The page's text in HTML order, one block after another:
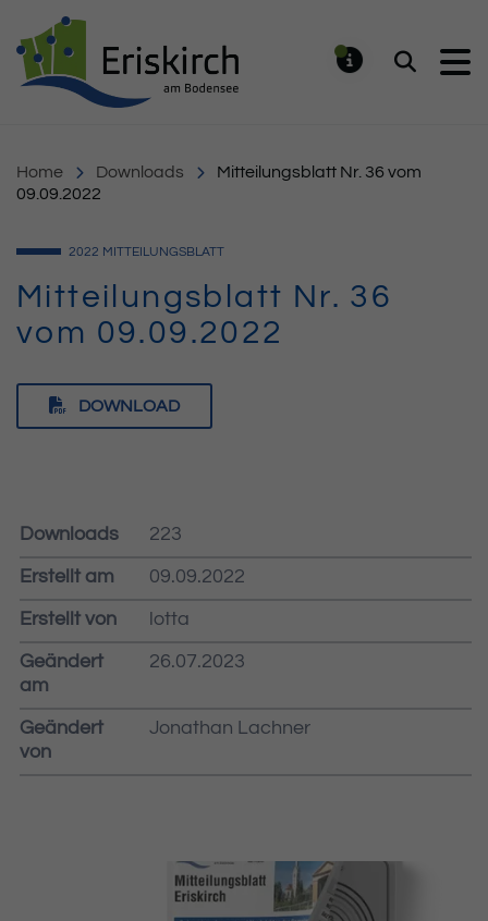
Suchen
Home Downloads
Mitteilungsblatt Nr. 36 vom
09.09.2022
2022 MITTEILUNGSBLATT
Mitteilungsblatt Nr. 36
vom 09.09.2022
DOWNLOAD
Downloads 223
Erstellt am 09.09.2022
Erstellt von lotta
Geändert
am
26.07.2023
Geändert
von
Jonathan Lachner